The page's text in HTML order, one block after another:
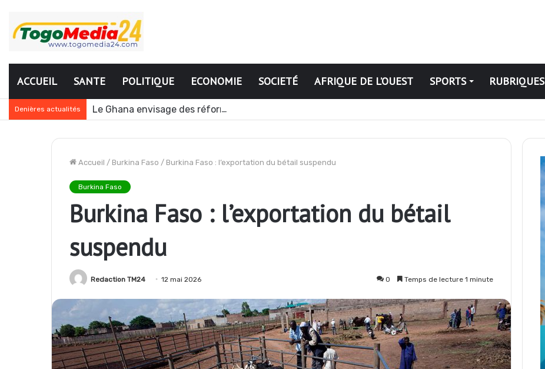
ACCUEIL SANTE POLITIQUE ECONOMIE SOCIETÉ AFRIQUE DE L’OUEST SPORTS RUBRIQUES
Denières actualités Le Ghana envisage des réformes politiques
Accueil / Burkina Faso / Burkina Faso : l’exportation du bétail suspendu
Burkina Faso
Burkina Faso : l’exportation du bétail
suspendu
Redaction TM24 12 mai 2026 0 Temps de lecture 1 minute